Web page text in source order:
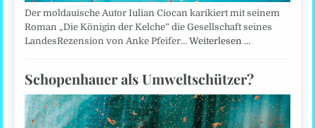
Der moldauische Autor Iulian Ciocan karikiert mit seinem
Roman „Die Königin der Kelche” die Gesellschaft seines
LandesRezension von Anke Pfeifer…Weiterlesen …
Schopenhauer als Umweltschützer?